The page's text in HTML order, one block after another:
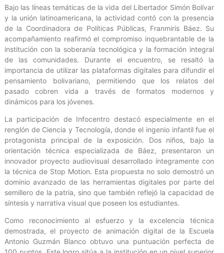
Bajo las líneas temáticas de la vida del Libertador Simón Bolívar
y la unión latinoamericana, la actividad contó con la presencia
de la Coordinadora de Políticas Públicas, Franmiris Báez. Su
acompañamiento reafirmó el compromiso inquebrantable de la
institución con la soberanía tecnológica y la formación integral
de las comunidades. Durante el encuentro, se resaltó la
importancia de utilizar las plataformas digitales para difundir el
pensamiento bolivariano, permitiendo que los relatos del
pasado cobren vida a través de formatos modernos y
dinámicos para los jóvenes.
La participación de Infocentro destacó especialmente en el
renglón de Ciencia y Tecnología, donde el ingenio infantil fue el
protagonista principal de la exposición. Dos niños, bajo la
orientación técnica especializada de Báez, presentaron un
innovador proyecto audiovisual desarrollado íntegramente con
la técnica de Stop Motion. Esta propuesta no solo demostró un
dominio avanzado de las herramientas digitales por parte del
semillero de la patria, sino que también reflejó la capacidad de
síntesis y narrativa visual que poseen los estudiantes.
Como reconocimiento al esfuerzo y la excelencia técnica
demostrada, el proyecto de animación digital de la Escuela
Antonio Guzmán Blanco obtuvo una puntuación perfecta de